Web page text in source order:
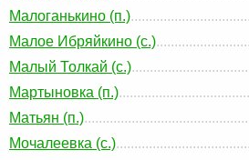
Малоганькино (п.)
Малое Ибряйкино (с.)
Малый Толкай (с.)
Мартыновка (п.)
Матьян (п.)
Мочалеевка (с.)